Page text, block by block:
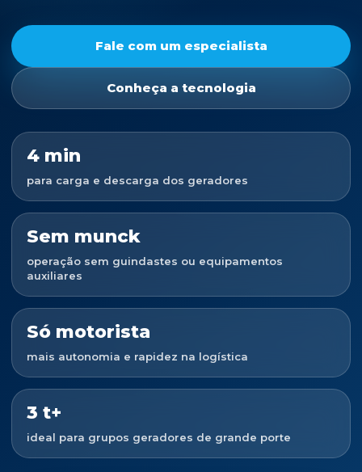
Fale com um especialista
Conheça a tecnologia
4 min
para carga e descarga dos geradores
Sem munck
operação sem guindastes ou equipamentos
auxiliares
Só motorista
mais autonomia e rapidez na logística
3 t+
ideal para grupos geradores de grande porte